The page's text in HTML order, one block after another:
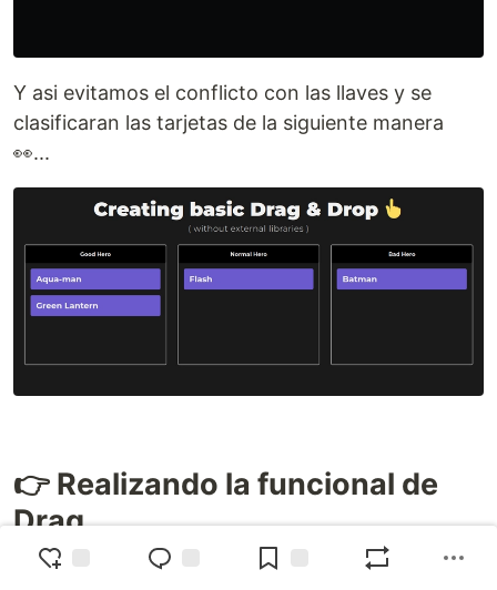
Y asi evitamos el conflicto con las llaves y se
clasificaran las tarjetas de la siguiente manera
👀...
👉 Realizando la funcional de
Drag.
Para realizar la funcionalidad de drag, primero